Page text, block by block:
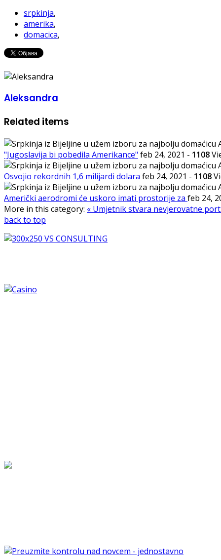
srpkinja,
amerika,
domacica,
Aleksandra
Related items
"Jugoslavija bi pobedila Amerikance" feb 24, 2021 - 1108
Osvojio rekordnih 1,6 milijardi dolara feb 24, 2021 - 1108
Američki aerodromi će uskoro imati prostorije za feb 24,
More in this category: « Umjetnik stvara nevjerovatne
back to top